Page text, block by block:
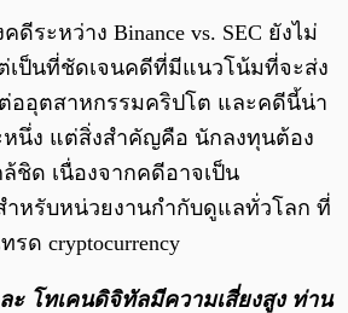
ระหว่าง Binance vs. SEC ยังไม่
เป็นที่ชัดเจนคดีที่มีแนวโน้มที่จะส่ง
ออุตสาหกรรมคริปโต และคดีนี้น่า
หนึ่ง แต่สิ่งสำคัญคือ นักลงทุนต้อง
ชิด เนื่องจากคดีอาจเป็น
หรับหน่วยงานกำกับดูแลทั่วโลก ที่
รด cryptocurrency
ะ โทเคนดิจิทัลมีความเสี่ยงสูง ท่าน